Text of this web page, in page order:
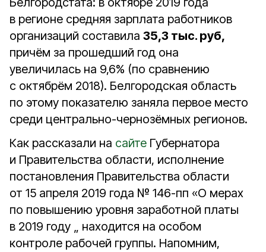
в регионе средняя зарплата работников
организаций составила 35,3 тыс. руб,
причём за прошедший год она
увеличилась на 9,6% (по сравнению
с октябрём 2018). Белгородская область
по этому показателю заняла первое место
среди центрально-чернозёмных регионов.
Как рассказали на сайте Губернатора
и Правительства области, исполнение
постановления Правительства области
от 15 апреля 2019 года № 146-пп «О мерах
по повышению уровня заработной платы
в 2019 году „ находится на особом
контроле рабочей группы. Напомним,